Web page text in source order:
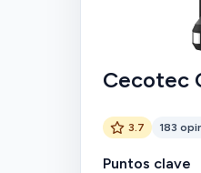
Cecotec
3.7 183
Puntos clave